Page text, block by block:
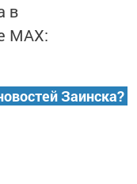
в
MАХ:
Заинска?